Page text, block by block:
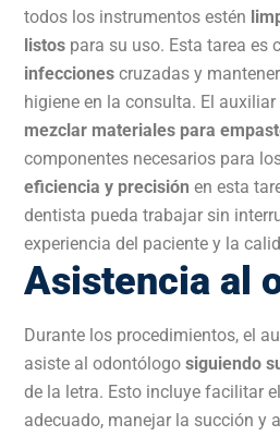
todos los instrumentos estén
listos para su uso. Esta tarea es
infecciones cruzadas y
higiene en la consulta. El
mezclar materiales para
componentes necesarios para
eficiencia y precisión en esta
dentista pueda trabajar sin
experiencia del paciente y la
Asistencia al
Durante los procedimientos, el
asiste al odontólogo siguiendo
de la letra. Esto incluye facilitar
adecuado, manejar la succión y